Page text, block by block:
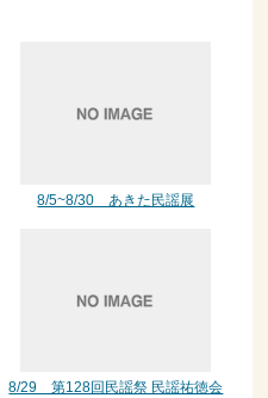
8/5~8/30 あきた民謡展
8/29 第128回民謡祭 民謡祐徳会